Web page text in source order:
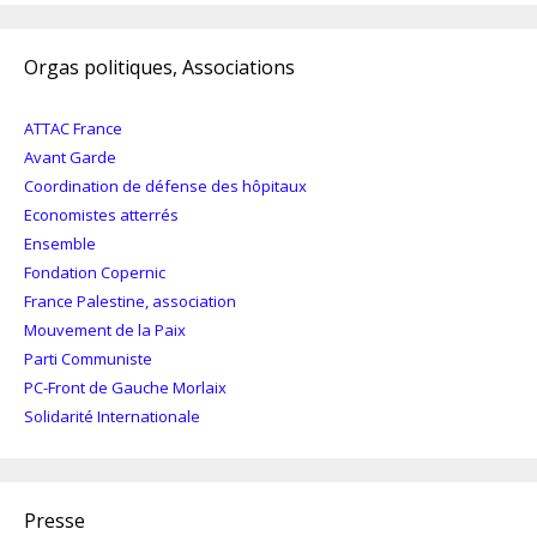
Orgas politiques, Associations
ATTAC France
Avant Garde
Coordination de défense des hôpitaux
Economistes atterrés
Ensemble
Fondation Copernic
France Palestine, association
Mouvement de la Paix
Parti Communiste
PC-Front de Gauche Morlaix
Solidarité Internationale
Presse